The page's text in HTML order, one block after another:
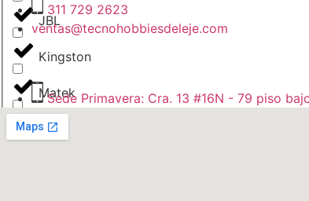
JBL
Kingston
Matek
Radio Master
311 729 2623
ventas@tecnohobbiesdeleje.com
Sede Primavera: Cra. 13 #16N - 79 piso